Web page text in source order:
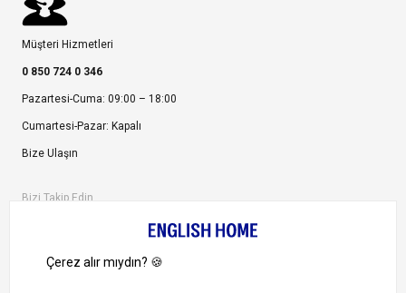
Müşteri Hizmetleri
0 850 724 0 346
Pazartesi-Cuma: 09:00 – 18:00
Cumartesi-Pazar: Kapalı
Bize Ulaşın
Bizi Takip Edin